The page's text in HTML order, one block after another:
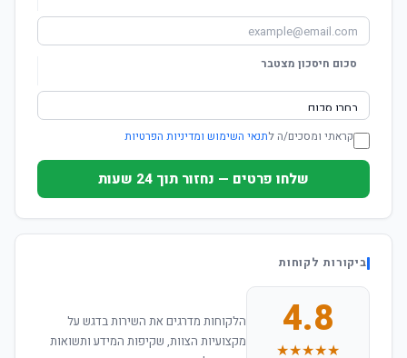
סכום חיסכון מצטבר
קראתי ומסכים/ה לתנאי השימוש ומדיניות הפרטיות
שלחו פרטים — נחזור תוך 24 שעות
ביקורות לקוחות
4.8
★★★★★
הלקוחות מדרגים את השירות בדגש על
מקצועיות הצוות, שקיפות המידע ותשואות